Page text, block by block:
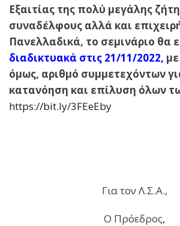
Εξαιτίας της πολύ μεγάλης
συναδέλφους αλλά και
Πανελλαδικά, το σεμινάριο θα
διαδικτυακά στις 21/11/2022,
όμως, αριθμό συμμετεχόντων
κατανόηση και επίλυση όλων
https://bit.ly/3FEeEby
Για τον Λ.Σ.Α.,
Ο Πρόεδρος,